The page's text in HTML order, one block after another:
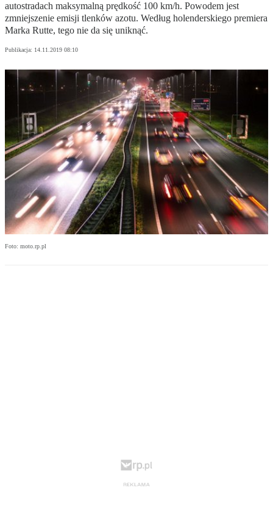
autostradach maksymalną prędkość 100 km/h. Powodem jest
zmniejszenie emisji tlenków azotu. Według holenderskiego premiera
Marka Rutte, tego nie da się uniknąć.
Publikacja: 14.11.2019 08:10
Foto: moto.rp.pl